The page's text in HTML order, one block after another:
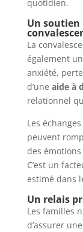
quotidien.
Un soutien
La
également
anxiété,
d’une aide à
relationnel
Les
peuvent
des
C’est un
estimé dans
Un relais
Les familles
d’assurer